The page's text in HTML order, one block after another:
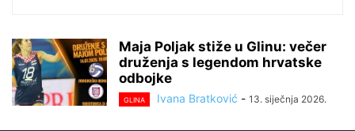
Maja Poljak stiže u Glinu: večer
druženja s legendom hrvatske
odbojke
GLINA Ivana Bratković - 13. siječnja 2026.